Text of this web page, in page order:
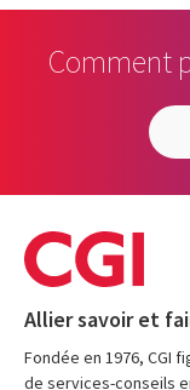
Comment
Allier savoir et
Fondée en 1976, CGI
de services-conseils